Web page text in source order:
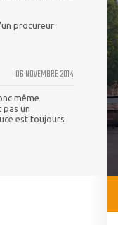
procureur
06 NOVEMBRE 2014
même
pas un
est toujours